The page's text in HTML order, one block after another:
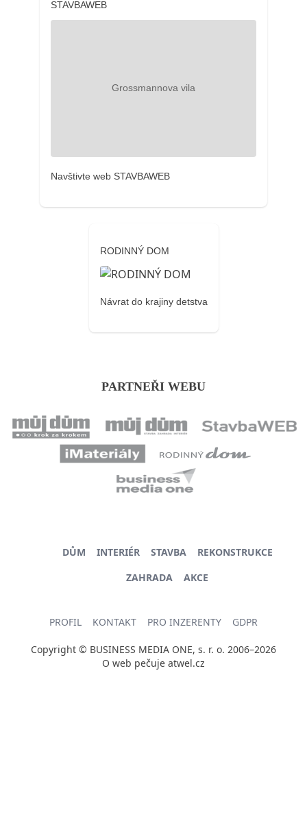
STAVBAWEB
Navštivte web STAVBAWEB
RODINNÝ DOM
Návrat do krajiny detstva
PARTNEŘI WEBU
DŮM INTERIÉR STAVBA
REKONSTRUKCE
ZAHRADA
AKCE
PROFIL KONTAKT PRO INZERENTY GDPR
Copyright © BUSINESS MEDIA ONE, s. r. o. 2006–2026